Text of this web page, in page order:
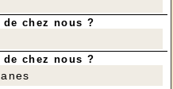
chez nous ?
chez nous ?